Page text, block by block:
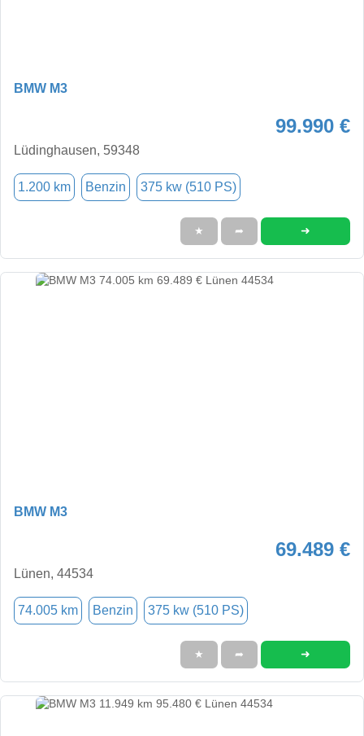
BMW M3
99.990 €
Lüdinghausen, 59348
1.200 km Benzin 375 kw (510 PS)
★ ➦ ➜
BMW M3
69.489 €
Lünen, 44534
74.005 km Benzin 375 kw (510 PS)
★ ➦ ➜